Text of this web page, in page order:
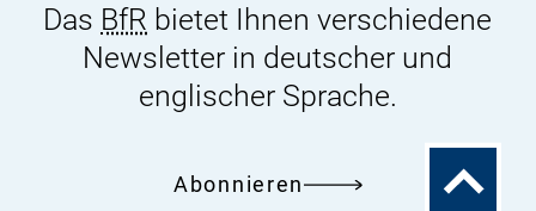
Das BfR bietet Ihnen verschiedene
Newsletter in deutscher und
englischer Sprache.
Abonnieren
Zum